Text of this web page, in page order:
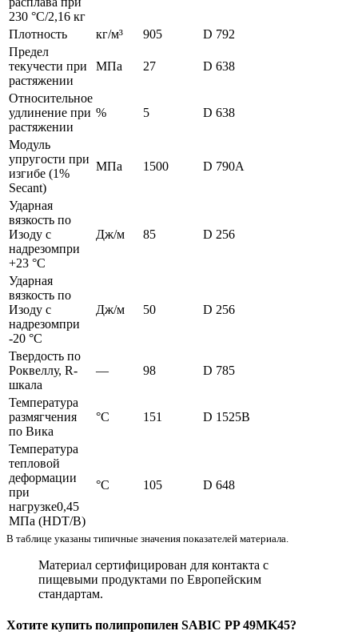
230 °С/2,16 кг
Плотность кг/м³ 905
D 792
Предел
текучести при
растяжении
МПа 27 D 638
Относительное
удлинение при
растяжении
% 5 D 638
Модуль
упругости при
изгибе (1%
Secant)
МПа 1500 D 790A
Ударная
вязкость по
Изоду с
надрезомпри
+23 °С
Дж/м 85 D 256
Ударная
вязкость по
Изоду с
надрезомпри
-20 °С
Дж/м 50 D 256
Твердость по
Роквеллу, R-
шкала
— 98 D 785
Температура
размягчения
по Вика
°C 151 D 1525B
Температура
тепловой
деформации
при
нагрузке0,45
МПа (HDT/B)
°C 105 D 648
В таблице указаны типичные значения показателей материала.
Материал сертифицирован для контакта с
пищевыми продуктами по Европейским
стандартам.
Хотите купить полипропилен SABIC PP 49MK45?